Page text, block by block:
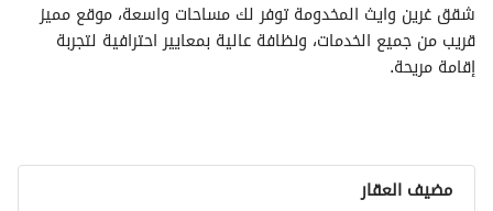
إقامة مريحة.
مضيف العقار